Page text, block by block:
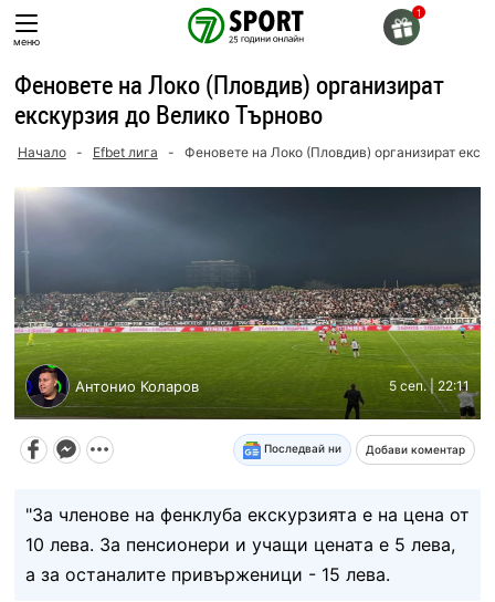
Skip
toменю
Феновете на Локо (Пловдив) организират
екскурзия до Велико Търново
Начало - Efbet лига - Феновете на Локо (Пловдив) организират
Антонио Коларов 5 сеп. | 22:11
Последвай ни Добави коментар
"За членове на фенклуба екскурзията е на цена от
10 лева. За пенсионери и учащи цената е 5 лева,
а за останалите привърженици - 15 лева.